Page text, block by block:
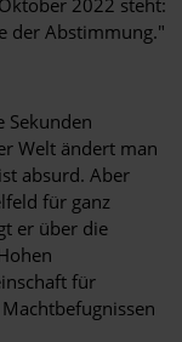
der Abstimmung."
Sekunden
Welt ändert man
absurd. Aber
für ganz
er über die
für